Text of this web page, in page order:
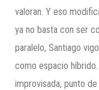
valoran. Y eso
ya no basta con ser
paralelo, Santiago
como espacio
improvisada, punto